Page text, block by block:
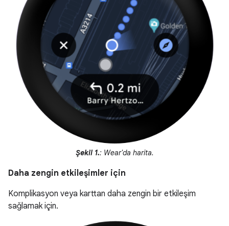
Şekil 1.: Wear'da harita.
Daha zengin etkileşimler için
Komplikasyon veya karttan daha zengin bir etkileşim
sağlamak için.